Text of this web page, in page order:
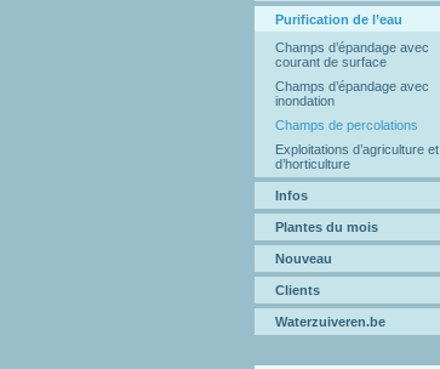
Purification de l’eau
Champs d’épandage avec
courant de surface
Champs d’épandage avec
inondation
Champs de percolations
Exploitations d’agriculture et
d’horticulture
Infos
Plantes du mois
Nouveau
Clients
Waterzuiveren.be